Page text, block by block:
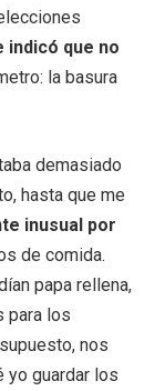
indicó que no
la basura
demasiado
hasta que me
inusual por
de comida.
papa rellena,
para los
nos
yo guardar los